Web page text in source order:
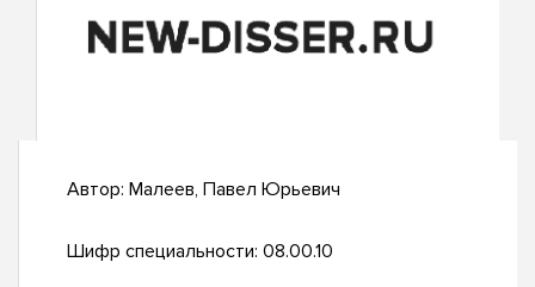
Автор: Малеев, Павел Юрьевич
Шифр специальности: 08.00.10